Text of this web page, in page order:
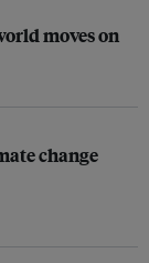
moves on
change